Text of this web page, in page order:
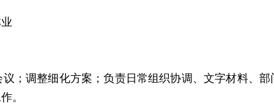
；调整细化方案；负责日常组织协调、文字材料、
。